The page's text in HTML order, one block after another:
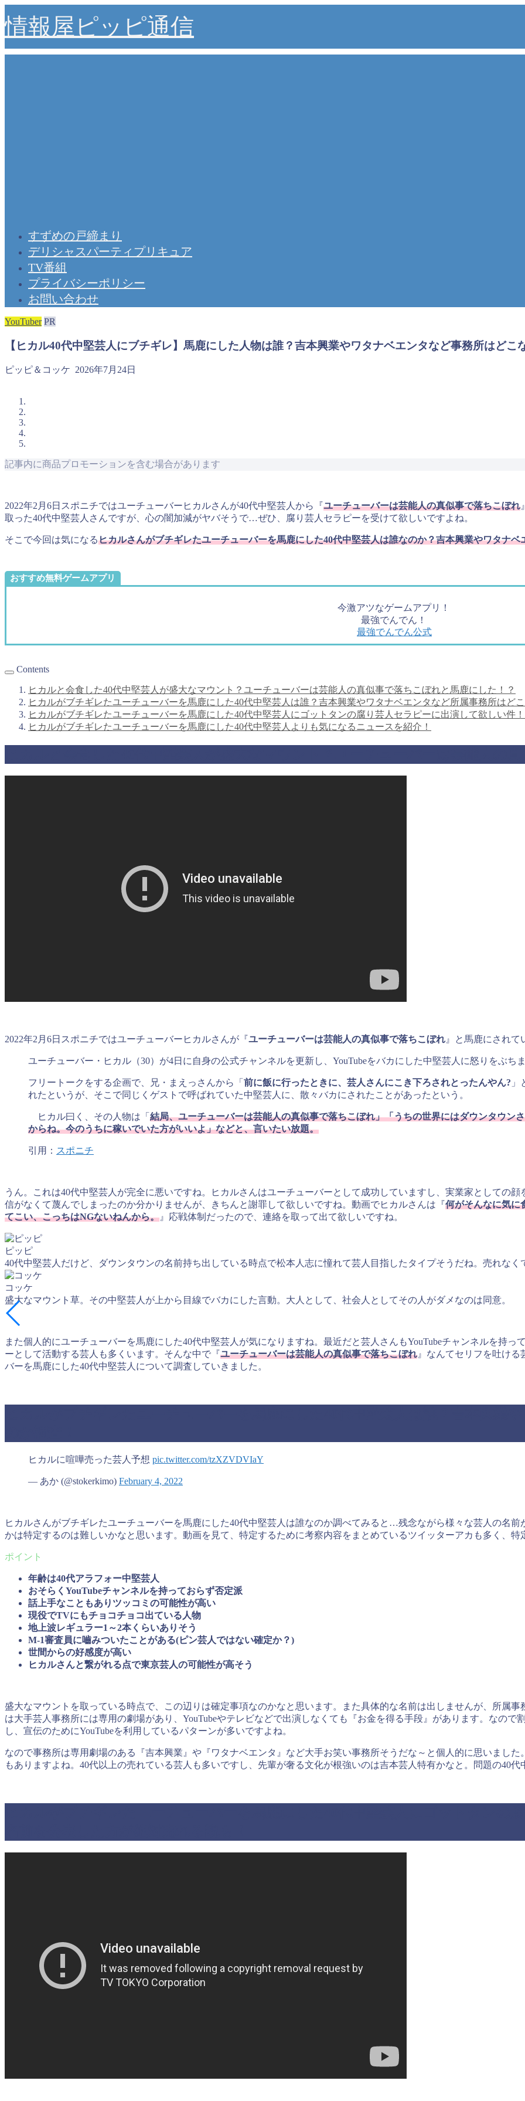
情報屋ピッピ通信
すずめの戸締まり
デリシャスパーティプリキュア
TV番組
プライバシーポリシー
お問い合わせ
YouTuber PR
【ヒカル40代中堅芸人にブチギレ】馬鹿にした人物は誰？吉本興業やワタナベエンタなど事務所はどこ
ピッピ＆コッケ 2026年7月24日
記事内に商品プロモーションを含む場合があります
2022年2月6日スポニチではユーチューバーヒカルさんが40代中堅芸人から『ユーチューバーは芸能人の真似事で落ちこぼれ
取った40代中堅芸人さんですが、心の闇加減がヤバそうで…ぜひ、腐り芸人セラピーを受けて欲しいですよね。
そこで今回は気になるヒカルさんがブチギレたユーチューバーを馬鹿にした40代中堅芸人は誰なのか？吉本興業やワタナ
おすすめ無料ゲームアプリ
今激アツなゲームアプリ！
最強でんでん！
最強でんでん公式
Contents
ヒカルと会食した40代中堅芸人が盛大なマウント？ユーチューバーは芸能人の真似事で落ちこぼれと馬鹿にした！？
ヒカルがブチギレたユーチューバーを馬鹿にした40代中堅芸人は誰？吉本興業やワタナベエンタなど所属事務所はどこ
ヒカルがブチギレたユーチューバーを馬鹿にした40代中堅芸人にゴットタンの腐り芸人セラピーに出演して欲しい件
ヒカルがブチギレたユーチューバーを馬鹿にした40代中堅芸人よりも気になるニュースを紹介！
2022年2月6日スポニチではユーチューバーヒカルさんが『ユーチューバーは芸能人の真似事で落ちこぼれ 』と馬鹿にされて
ユーチューバー・ヒカル（30）が4日に自身の公式チャンネルを更新し、YouTubeをバカにした中堅芸人に怒りをぶち
フリートークをする企画で、兄・まえっさんから「 前に飯に行ったときに、芸人さんにこき下ろされとったんやん?
れたというが、そこで同じくゲストで呼ばれていた中堅芸人に、散々バカにされたことがあったという。
ヒカル曰く、その人物は「 結局、ユーチューバーは芸能人の真似事で落ちこぼれ」「うちの世界にはダウンタウン
からね。今のうちに稼いでいた方がいいよ」などと、言いたい放題。
引用： スポニチ
うん。これは40代中堅芸人が完全に悪いですね。ヒカルさんはユーチューバーとして成功していますし、実業家としての
信がなくて蔑んでしまったのか分かりませんが、きちんと謝罪して欲しいですね。動画でヒカルさんは『何がそんなに気に
てこい、こっちはNGないねんから。 』応戦体制だったので、連絡を取って出て欲しいですね。
ピッピ
40代中堅芸人だけど、ダウンタウンの名前持ち出している時点で松本人志に憧れて芸人目指したタイプそうだね。売れなく
コッケ
盛大なマウント草。その中堅芸人が上から目線でバカにした言動。大人として、社会人としてその人がダメなのは同意。
また個人的にユーチューバーを馬鹿にした40代中堅芸人が気になりますね。最近だと芸人さんもYouTubeチャンネルを持
ーとして活動する芸人も多くいます。そんな中で『ユーチューバーは芸能人の真似事で落ちこぼれ 』なんてセリフを吐け
バーを馬鹿にした40代中堅芸人について調査していきました。
ヒカルに喧嘩売った芸人予想 pic.twitter.com/tzXZVDVIaY
— あか (@stokerkimo) February 4, 2022
ヒカルさんがブチギレたユーチューバーを馬鹿にした40代中堅芸人は誰なのか調べてみると…残念ながら様々な芸人の名
かは特定するのは難しいかなと思います。動画を見て、特定するために考察内容をまとめているツイッターアカも多く、特
年齢は40代アラフォー中堅芸人
おそらくYouTubeチャンネルを持っておらず否定派
話上手なこともありツッコミの可能性が高い
現役でTVにもチョコチョコ出ている人物
地上波レギュラー1～2本くらいありそう
M-1審査員に嚙みついたことがある(ピン芸人ではない確定か？)
世間からの好感度が高い
ヒカルさんと繋がれる点で東京芸人の可能性が高そう
盛大なマウントを取っている時点で、この辺りは確定事項なのかなと思います。また具体的な名前は出しませんが、所属
は大手芸人事務所には専用の劇場があり、YouTubeやテレビなどで出演しなくても『お金を得る手段』があります。なので
し、宣伝のためにYouTubeを利用しているパターンが多いですよね。
なので事務所は専用劇場のある『吉本興業』や『ワタナベエンタ』など大手お笑い事務所そうだな～と個人的に思いまし
もありますよね。40代以上の売れている芸人も多いですし、先輩が奢る文化が根強いのは吉本芸人特有かなと。問題の40代